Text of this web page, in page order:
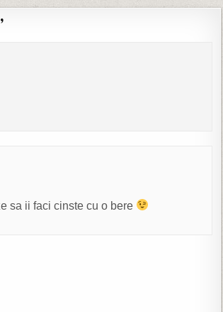
sa ii faci cinste cu o bere